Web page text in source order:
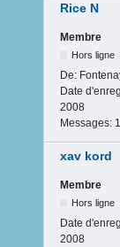
Rice N
Membre
Hors ligne
De:
Date
2008
Messages:
xav kord
Membre
Hors ligne
Date
2008